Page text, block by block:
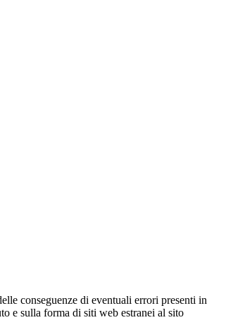
conseguenze di eventuali errori presenti in
e sulla forma di siti web estranei al sito